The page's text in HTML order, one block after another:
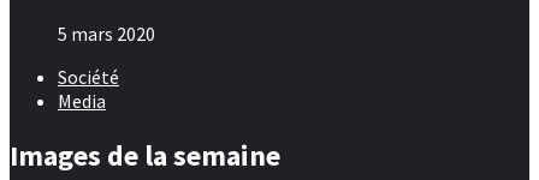
5 mars 2020
Société
Media
Images de la semaine